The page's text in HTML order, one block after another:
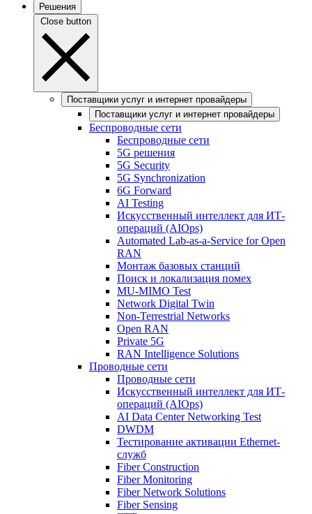
Решения
Close button
Поставщики услуг и интернет провайдеры
Поставщики услуг и интернет провайдеры
Беспроводные сети
Беспроводные сети
5G решения
5G Security
5G Synchronization
6G Forward
AI Testing
Искусственный интеллект для ИТ-
операций (AIOps)
Automated Lab-as-a-Service for Open
RAN
Монтаж базовых станций
Поиск и локализация помех
MU-MIMO Test
Network Digital Twin
Non-Terrestrial Networks
Open RAN
Private 5G
RAN Intelligence Solutions
Проводные сети
Проводные сети
Искусственный интеллект для ИТ-
операций (AIOps)
AI Data Center Networking Test
DWDM
Тестирование активации Ethernet-
служб
Fiber Construction
Fiber Monitoring
Fiber Network Solutions
Fiber Sensing